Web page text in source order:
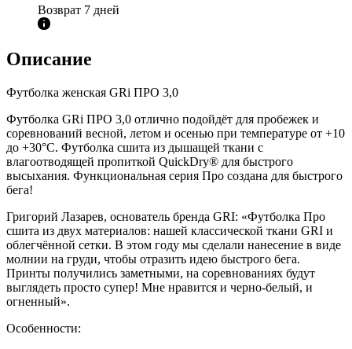
Возврат 7 дней
Описание
Футболка женская GRi ПРО 3,0
Футболка GRi ПРО 3,0 отлично подойдёт для пробежек и
соревнований весной, летом и осенью при температуре от +10
до +30°C. Футболка сшита из дышащей ткани с
влагоотводящей пропиткой QuickDry® для быстрого
высыхания. Функциональная серия Про создана для быстрого
бега!
Григорий Лазарев, основатель бренда GRI: «Футболка Про
сшита из двух материалов: нашей классической ткани GRI и
облегчённой сетки. В этом году мы сделали нанесение в виде
молнии на груди, чтобы отразить идею быстрого бега.
Принты получились заметными, на соревнованиях будут
выглядеть просто супер! Мне нравится и черно-белый, и
огненный».
Особенности: